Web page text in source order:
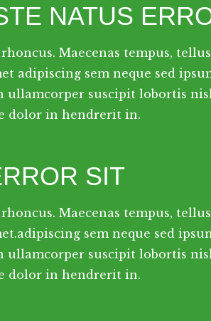
NATUS
Maecenas tempus,
adipiscing sem neque sed
suscipit lobortis
dolor in hendrerit in.
SIT
Maecenas tempus,
sem neque sed
suscipit lobortis
dolor in hendrerit in.